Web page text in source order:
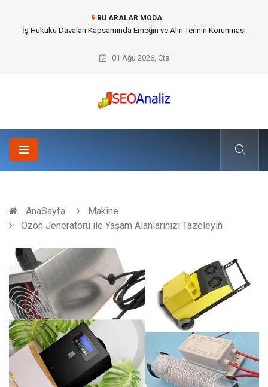
BU ARALAR MODA
Best Security Software (En İyi Güvenlik Yazılımı) ile Uzaktan Çalışmada
01 Ağu 2026, Cts
AnaSayfa
Makine
Ozon Jeneratörü ile Yaşam Alanlarınızı Tazeleyin